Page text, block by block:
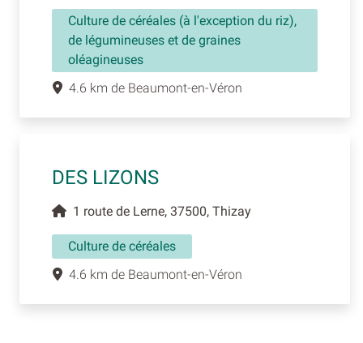
Culture de céréales (à l'exception du riz),
de légumineuses et de graines
oléagineuses
4.6 km de Beaumont-en-Véron
DES LIZONS
1 route de Lerne, 37500, Thizay
Culture de céréales
4.6 km de Beaumont-en-Véron